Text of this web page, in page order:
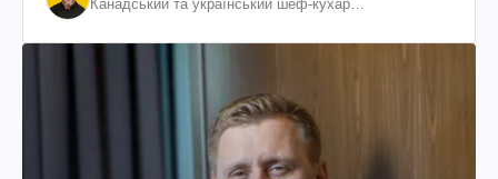
Канадський та український шеф-кухар